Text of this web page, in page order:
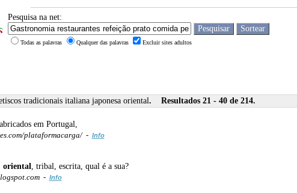
Pesquisa na net:
Todas as palavras Qualquer das palavras Excluir sites adultos
tradicionais italiana japonesa oriental. Resultados 21 - 40 de 214.
em Portugal,
plataformacarga/ - Info
oriental
, tribal, escrita, qual é a sua?
- Info